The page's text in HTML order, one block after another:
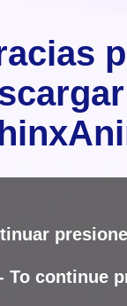
To continue